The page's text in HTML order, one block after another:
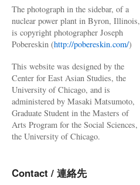
The photograph in the sidebar, of a
nuclear power plant in Byron, Illinois,
is copyright photographer Joseph
Pobereskin (http://pobereskin.com/)
This website was designed by the
Center for East Asian Studies, the
University of Chicago, and is
administered by Masaki Matsumoto,
Graduate Student in the Masters of
Arts Program for the Social Sciences,
the University of Chicago.
Contact / 連絡先